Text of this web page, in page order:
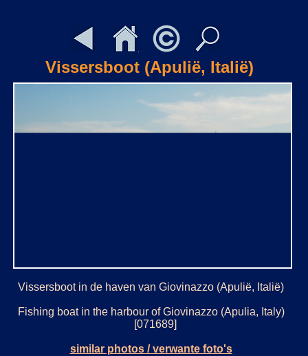
Vissersboot (Apulië, Italië)
Vissersboot in de haven van Giovinazzo (Apulië, Italië)
Fishing boat in the harbour of Giovinazzo (Apulia, Italy)
[071689]
similar photos / verwante foto's